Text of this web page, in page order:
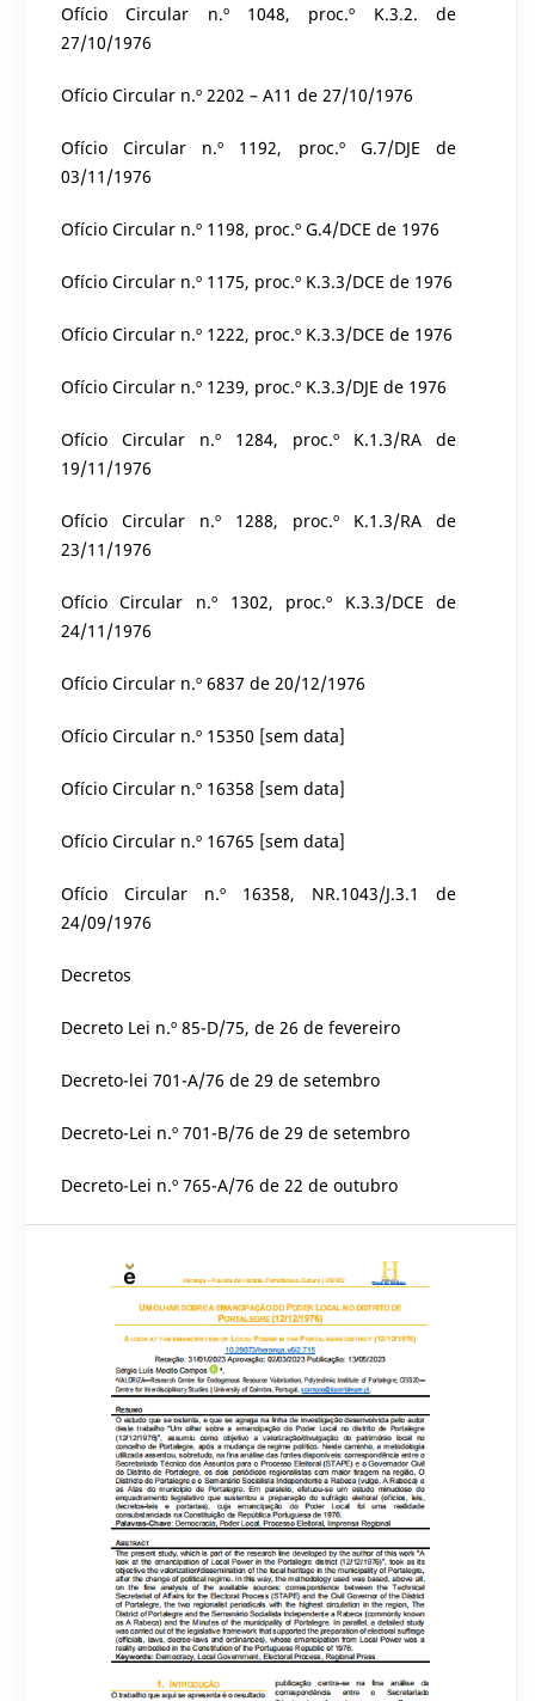
Ofício Circular n.º 1048, proc.º K.3.2. de
27/10/1976
Ofício Circular n.º 2202 – A11 de 27/10/1976
Ofício Circular n.º 1192, proc.º G.7/DJE de
03/11/1976
Ofício Circular n.º 1198, proc.º G.4/DCE de 1976
Ofício Circular n.º 1175, proc.º K.3.3/DCE de 1976
Ofício Circular n.º 1222, proc.º K.3.3/DCE de 1976
Ofício Circular n.º 1239, proc.º K.3.3/DJE de 1976
Ofício Circular n.º 1284, proc.º K.1.3/RA de
19/11/1976
Ofício Circular n.º 1288, proc.º K.1.3/RA de
23/11/1976
Ofício Circular n.º 1302, proc.º K.3.3/DCE de
24/11/1976
Ofício Circular n.º 6837 de 20/12/1976
Ofício Circular n.º 15350 [sem data]
Ofício Circular n.º 16358 [sem data]
Ofício Circular n.º 16765 [sem data]
Ofício Circular n.º 16358, NR.1043/J.3.1 de
24/09/1976
Decretos
Decreto Lei n.º 85-D/75, de 26 de fevereiro
Decreto-lei 701-A/76 de 29 de setembro
Decreto-Lei n.º 701-B/76 de 29 de setembro
Decreto-Lei n.º 765-A/76 de 22 de outubro